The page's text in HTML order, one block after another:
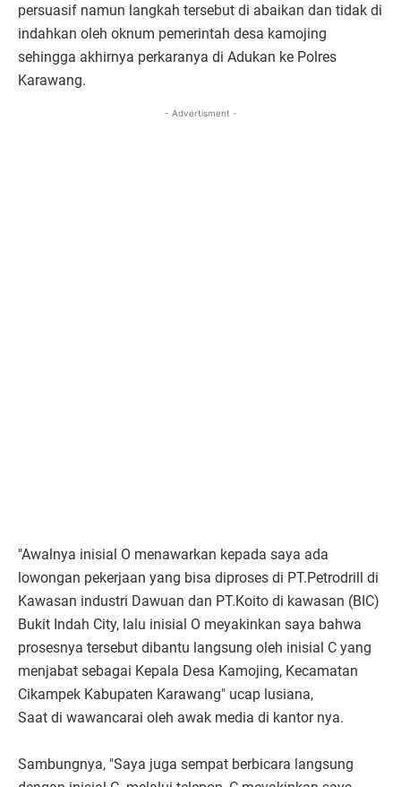
persuasif namun langkah tersebut di abaikan dan tidak di
indahkan oleh oknum pemerintah desa kamojing
sehingga akhirnya perkaranya di Adukan ke Polres
Karawang.
- Advertisment -
"Awalnya inisial O menawarkan kepada saya ada
lowongan pekerjaan yang bisa diproses di PT.Petrodrill di
Kawasan industri Dawuan dan PT.Koito di kawasan (BIC)
Bukit Indah City, lalu inisial O meyakinkan saya bahwa
prosesnya tersebut dibantu langsung oleh inisial C yang
menjabat sebagai Kepala Desa Kamojing, Kecamatan
Cikampek Kabupaten Karawang" ucap lusiana,
Saat di wawancarai oleh awak media di kantor nya.
Sambungnya, "Saya juga sempat berbicara langsung